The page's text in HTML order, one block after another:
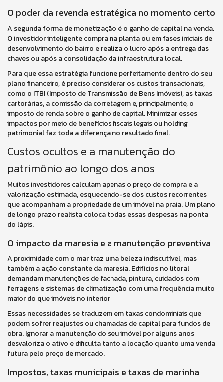
O poder da revenda estratégica no momento certo
A segunda forma de monetização é o ganho de capital na venda.
O investidor inteligente compra na planta ou em fases iniciais de
desenvolvimento do bairro e realiza o lucro após a entrega das
chaves ou após a consolidação da infraestrutura local.
Para que essa estratégia funcione perfeitamente dentro do seu
plano financeiro, é preciso considerar os custos transacionais,
como o ITBI (Imposto de Transmissão de Bens Imóveis), as taxas
cartorárias, a comissão da corretagem e, principalmente, o
imposto de renda sobre o ganho de capital. Minimizar esses
impactos por meio de benefícios fiscais legais ou holding
patrimonial faz toda a diferença no resultado final.
Custos ocultos e a manutenção do
patrimônio ao longo dos anos
Muitos investidores calculam apenas o preço de compra e a
valorização estimada, esquecendo-se dos custos recorrentes
que acompanham a propriedade de um imóvel na praia. Um plano
de longo prazo realista coloca todas essas despesas na ponta
do lápis.
O impacto da maresia e a manutenção preventiva
A proximidade com o mar traz uma beleza indiscutível, mas
também a ação constante da maresia. Edifícios no litoral
demandam manutenções de fachada, pintura, cuidados com
ferragens e sistemas de climatização com uma frequência muito
maior do que imóveis no interior.
Essas necessidades se traduzem em taxas condominiais que
podem sofrer reajustes ou chamadas de capital para fundos de
obra. Ignorar a manutenção do seu imóvel por alguns anos
desvaloriza o ativo e dificulta tanto a locação quanto uma venda
futura pelo preço de mercado.
Impostos, taxas municipais e taxas de marinha